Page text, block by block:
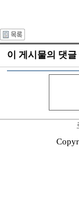
이 게시물의 댓글